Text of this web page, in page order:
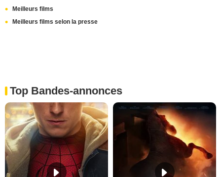
Meilleurs films
Meilleurs films selon la presse
Top Bandes-annonces